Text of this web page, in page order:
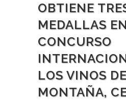
OBTIENE
MEDALLAS
CONCURSO
LOS VINOS
MONTAÑA,